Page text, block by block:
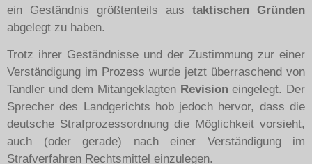
ein Geständnis größtenteils aus taktischen Gründen
abgelegt zu haben.
Trotz ihrer Geständnisse und der Zustimmung zur einer
Verständigung im Prozess wurde jetzt überraschend von
Tandler und dem Mitangeklagten Revisioneingelegt. Der
Sprecher des Landgerichts hob jedoch hervor, dass die
deutsche Strafprozessordnung die Möglichkeit vorsieht,
auch (oder gerade) nach einer Verständigung im
Strafverfahren Rechtsmittel einzulegen.